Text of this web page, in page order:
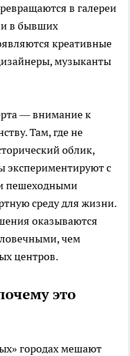
в галереи
в бывших
креативные
музыканты
— внимание к
Там, где не
облик,
экспериментируют с
пешеходными
среду для жизни.
оказываются
чем
центров.
это
городах мешают